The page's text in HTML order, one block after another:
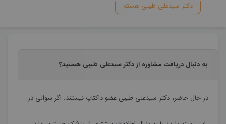
دکتر سیدعلی طیبی هستم
به دنبال دریافت مشاوره از دکتر سیدعلی طیبی هستید؟
در حال حاضر، دکتر سیدعلی طیبی عضو داکتاپ نیستند. اگر سوالی در